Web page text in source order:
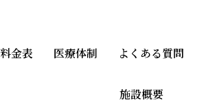
料金表 医療体制 よくある質問
施設概要